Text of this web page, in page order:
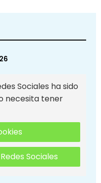
Sociales ha sido
necesita tener
Sociales